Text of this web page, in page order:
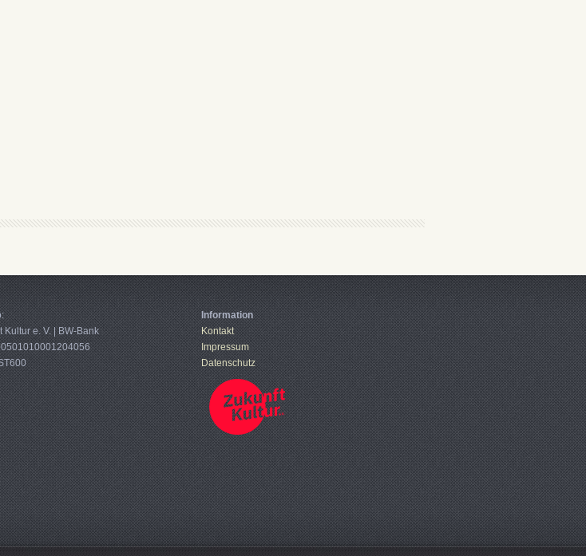
Kultur e. V. | BW-Bank
Information
Kontakt
Impressum
Datenschutz